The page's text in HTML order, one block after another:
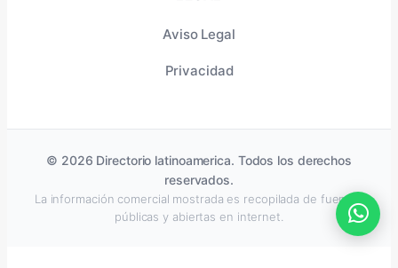
Aviso Legal
Privacidad
© 2026 Directorio latinoamerica. Todos los derechos
reservados.
La información comercial mostrada es recopilada de fuentes
públicas y abiertas en internet.